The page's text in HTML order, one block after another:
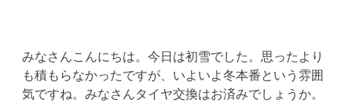
みなさんこんにちは。今日は初雪でした。思ったより
も積もらなかったですが、いよいよ冬本番という雰囲
気ですね。みなさんタイヤ交換はお済みでしょうか。